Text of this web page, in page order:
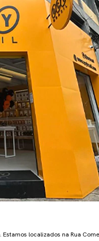
Estamos localizados na Rua